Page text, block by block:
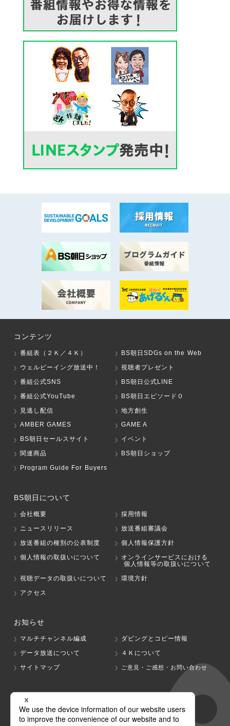
コンテンツ
番組表（２Ｋ／４Ｋ）
BS朝日SDGs on the Web
ウェルビーイング放送中！
視聴者プレゼント
番組公式SNS
BS朝日公式LINE
番組公式YouTube
BS朝日エピソード０
見逃し配信
地方創生
AMBER GAMES
GAME A
BS朝日セールスサイト
イベント
関連商品
BS朝日ショップ
Program Guide For Buyers
BS朝日について
会社概要
採用情報
ニュースリリース
放送番組審議会
放送番組の種別の公表制度
個人情報保護方針
個人情報の取扱いについて
オンラインサービスにおける
個人情報等の取扱いについて
視聴データの取扱いについて
環境方針
アクセス
お知らせ
マルチチャンネル編成
ダビングとコピー情報
データ放送について
４Ｋについて
サイトマップ
ご意見・ご感想・お問い合わせ
グループ会社
テレビ朝日 テレ朝チャンネル